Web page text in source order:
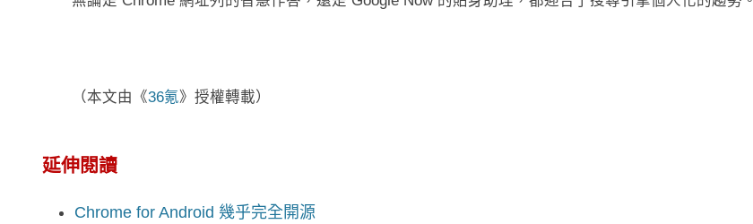
（本文由《36氪》授權轉載）
延伸閱讀
Chrome for Android 幾乎完全開源